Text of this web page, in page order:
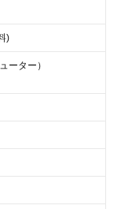
)
ーター）